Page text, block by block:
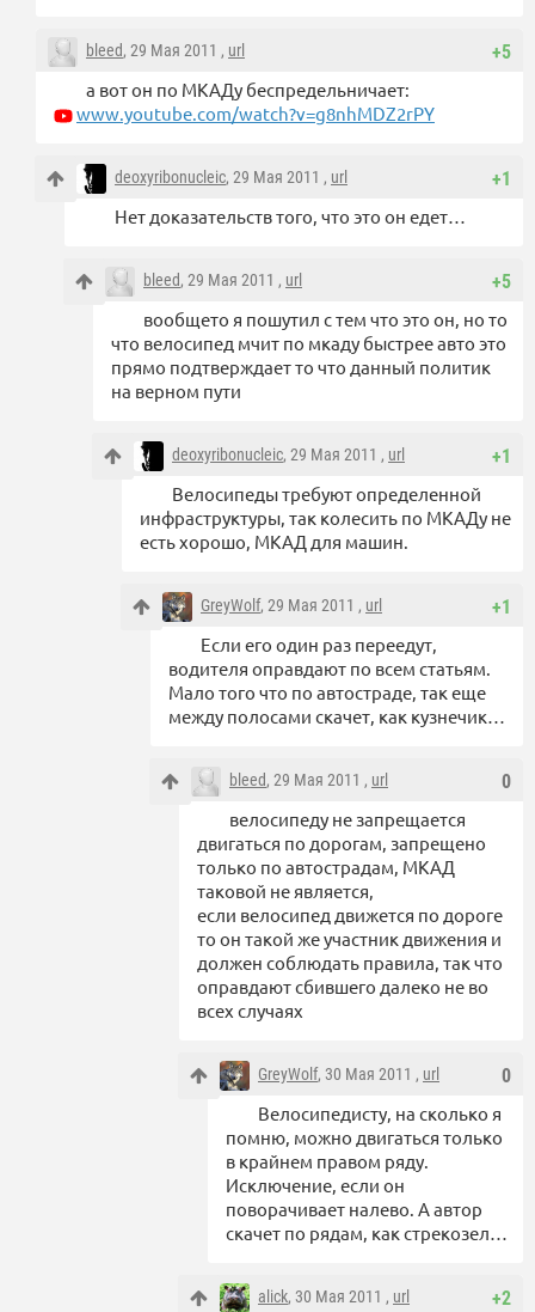
+5
bleed, 29 Мая 2011 , url
а вот он по МКАДу беспредельничает:
www.youtube.com/watch?v=g8nhMDZ2rPY
+1
deoxyribonucleic, 29 Мая 2011 , url
Нет доказательств того, что это он едет…
+5
bleed, 29 Мая 2011 , url
вообщето я пошутил с тем что это он, но то
что велосипед мчит по мкаду быстрее авто это
прямо подтверждает то что данный политик
на верном пути
+1
deoxyribonucleic, 29 Мая 2011 , url
Велосипеды требуют определенной
инфраструктуры, так колесить по МКАДу не
есть хорошо, МКАД для машин.
+1
GreyWolf, 29 Мая 2011 , url
Если его один раз переедут,
водителя оправдают по всем статьям.
Мало того что по автостраде, так еще
между полосами скачет, как кузнечик…
0
bleed, 29 Мая 2011 , url
велосипеду не запрещается
двигаться по дорогам, запрещено
только по автострадам, МКАД
таковой не является,
если велосипед движется по дороге
то он такой же участник движения и
должен соблюдать правила, так что
оправдают сбившего далеко не во
всех случаях
0
GreyWolf, 30 Мая 2011 , url
Велосипедисту, на сколько я
помню, можно двигаться только
в крайнем правом ряду.
Исключение, если он
поворачивает налево. А автор
скачет по рядам, как стрекозел…
+2
alick, 30 Мая 2011 , url